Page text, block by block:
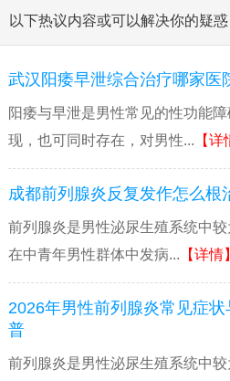
以下热议内容或可以解决你的疑惑
武汉阳痿早泄综合治疗哪家医
阳痿与早泄是男性常见的性功能
现，也可同时存在，对男性... 【详
成都前列腺炎反复发作怎么根
前列腺炎是男性泌尿生殖系统中
在中青年男性群体中发病... 【详情】
2026年男性前列腺炎常见症
普
前列腺炎是男性泌尿生殖系统中